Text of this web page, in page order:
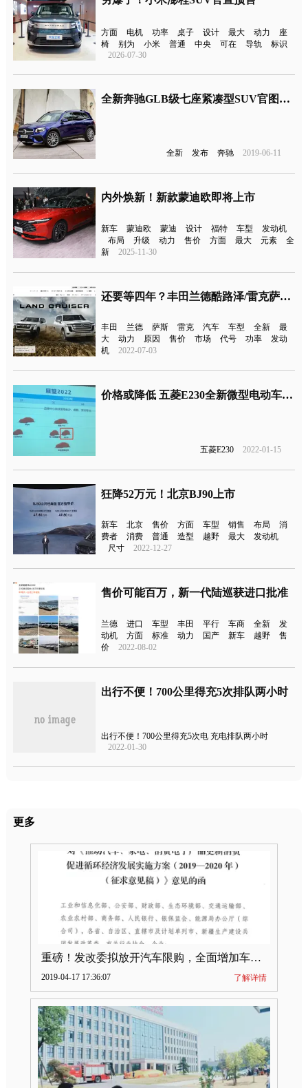
方面 电机 功率 桌子 设计 最大 动力
座
椅
别为 小米 普通 中央 可在 导轨
标识
2026-07-30
全新奔驰GLB级七座紧凑型SUV官图发布 由北京奔驰引入国产
全新 发布 奔驰 2019-06-11
内外焕新！新款蒙迪欧即将上市
新车 蒙迪欧 蒙迪 设计 福特 车型
发动机
布局
升级 动力 售价 方面 最大 元素
全
新
2025-11-30
还要等四年？丰田兰德酷路泽/雷克萨斯LX600已停止接单！
丰田 兰德 萨斯 雷克 汽车 车型 全新
最
大
动力 原因 售价 市场 代号 功率
发动
机
2022-07-03
价格或降低 五菱E230全新微型电动车专利图曝光
五菱E230 2022-01-15
狂降52万元！北京BJ90上市
新车 北京 售价 方面 车型 销售 布局
消
费者
消费 普通 造型 越野 最大
发动机
尺寸
2022-12-27
售价可能百万，新一代陆巡获进口批准
兰德 进口 车型 丰田 平行 车商 全新
发
动机
方面 标准 动力 国产 新车 越野
售
价
2022-08-02
出行不便！700公里得充5次排队两小时
出行不便！700公里得充5次电 充电排队两小时
2022-01-30
更多
重磅！发改委拟放开汽车限购，全面增加车牌指标
2019-04-17 17:36:07 了解详情